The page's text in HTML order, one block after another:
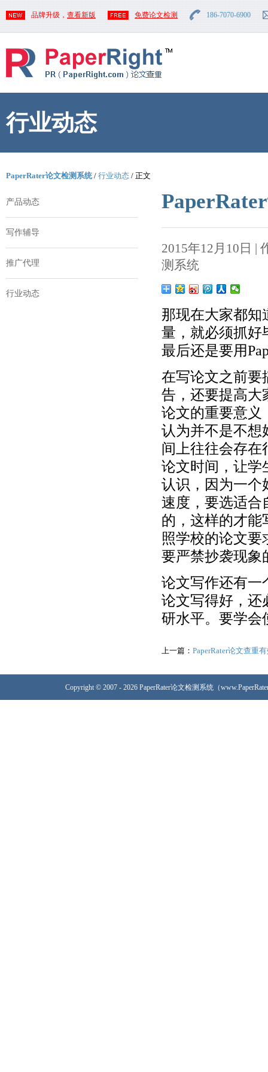
品牌升级， 查看新版 免费论文检测 186-7070-6900
行业动态
PaperRater论文检测系统/ 行业动态 / 正文
产品动态
写作辅导
推广代理
行业动态
2015年12月10日 |
测系统
那现在大家都知
量，就必须抓好
最后还是要用
在写论文之前要
告，还要提高大
论文的重要意义
认为并不是不想
间上往往会存在
论文时间，让学
认识，因为一个
速度，要选适合
的，这样的才能
照学校的论文要
要严禁抄袭现象
论文写作还有一
论文写得好，还
研水平。要学会
上一篇： PaperRater论文查重
Copyright © 2007 - 2026 PaperRater论文检测系统（